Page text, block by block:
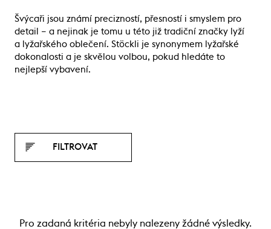
Švýcaři jsou známí precizností, přesností i smyslem pro
detail – a nejinak je tomu u této již tradiční značky lyží
a lyžařského oblečení. Stöckli je synonymem lyžařské
dokonalosti a je skvělou volbou, pokud hledáte to
nejlepší vybavení.
FILTROVAT
Pro zadaná kritéria nebyly nalezeny žádné výsledky.